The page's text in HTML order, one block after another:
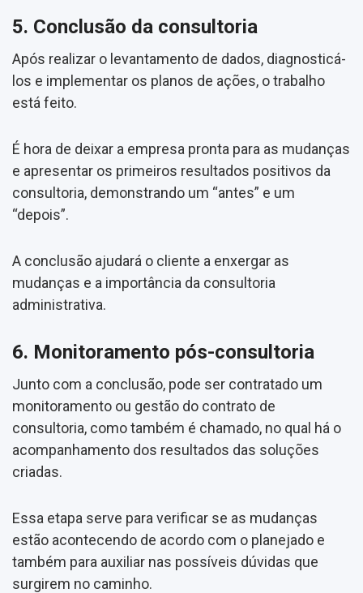
5. Conclusão da consultoria
Após realizar o levantamento de dados, diagnosticá-
los e implementar os planos de ações, o trabalho
está feito.
É hora de deixar a empresa pronta para as mudanças
e apresentar os primeiros resultados positivos da
consultoria, demonstrando um “antes” e um
“depois”.
A conclusão ajudará o cliente a enxergar as
mudanças e a importância da consultoria
administrativa.
6. Monitoramento pós-consultoria
Junto com a conclusão, pode ser contratado um
monitoramento ou gestão do contrato de
consultoria, como também é chamado, no qual há o
acompanhamento dos resultados das soluções
criadas.
Essa etapa serve para verificar se as mudanças
estão acontecendo de acordo com o planejado e
também para auxiliar nas possíveis dúvidas que
surgirem no caminho.